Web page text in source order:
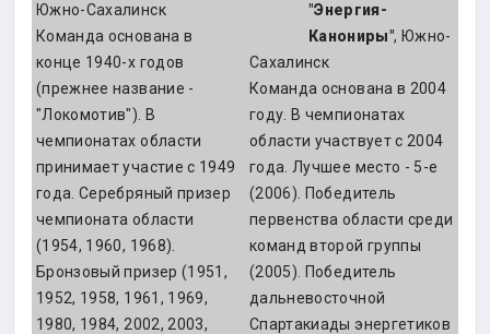
Южно-Сахалинск
Команда основана в
конце 1940-х годов
(прежнее название -
"Локомотив"). В
чемпионатах области
принимает участие с 1949
года. Серебряный призер
чемпионата области
(1954, 1960, 1968).
Бронзовый призер (1951,
1952, 1958, 1961, 1969,
1980, 1984, 2002, 2003,
"Энергия-
Канониры", Южно-
Сахалинск
Команда основана в 2004
году. В чемпионатах
области участвует с 2004
года. Лучшее место - 5-е
(2006). Победитель
первенства области среди
команд второй группы
(2005). Победитель
дальневосточной
Спартакиады энергетиков